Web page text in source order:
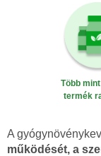
Több
termék
A
működését, a